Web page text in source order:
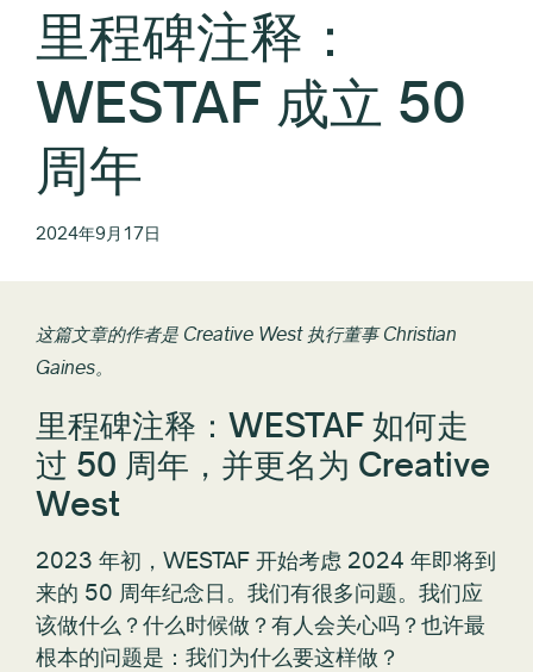
里程碑注释：
WESTAF 成立 50
周年
2024年9月17日
这篇文章的作者是 Creative West 执行董事 Christian
Gaines。
里程碑注释：WESTAF 如何走
过 50 周年，并更名为 Creative
West
2023 年初，WESTAF 开始考虑 2024 年即将到
来的 50 周年纪念日。我们有很多问题。我们应
该做什么？什么时候做？有人会关心吗？也许最
根本的问题是：我们为什么要这样做？